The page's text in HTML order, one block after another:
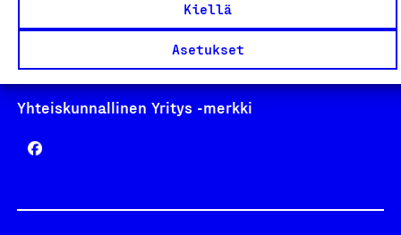
Kiellä
Asetukset
Yhteiskunnallinen Yritys -merkki